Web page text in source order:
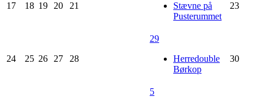
17 18 19 20 21
Stævne på
Pusterummet
23
24 25 26 27 28
29
Herredouble
Børkop
30
5